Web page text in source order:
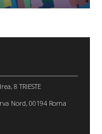
8 TRIESTE
Nord, 00194 Roma